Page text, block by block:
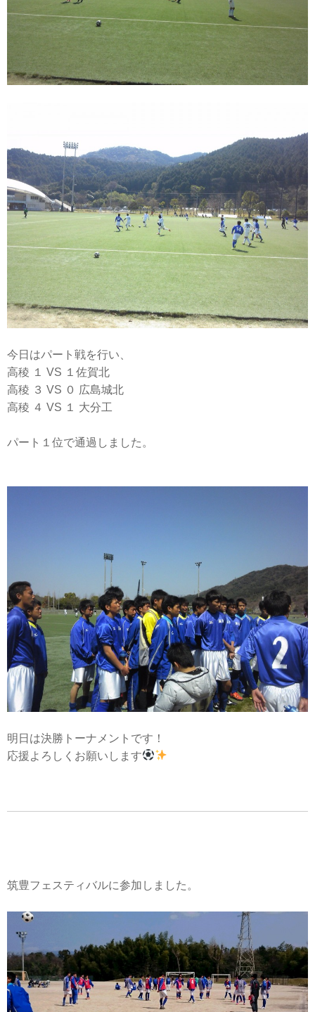
今日はパート戦を行い、
高稜 １ VS １佐賀北
高稜 ３ VS ０ 広島城北
高稜 ４ VS １ 大分工
パート１位で通過しました。
明日は決勝トーナメントです！
応援よろしくお願いします
筑豊フェスティバルに参加しました。